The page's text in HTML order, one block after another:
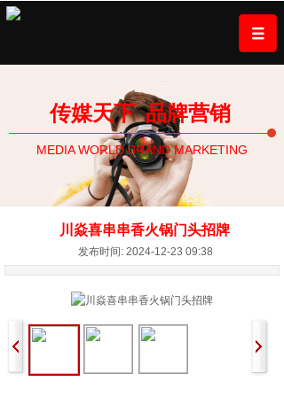
传媒天下品牌营销
MEDIA WORLD BRAND MARKETING
川焱喜串串香火锅门头招牌
发布时间: 2024-12-23 09:38